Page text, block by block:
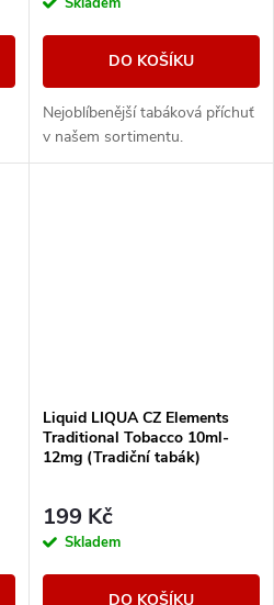
DO KOŠÍKU
Nejoblíbenější tabáková příchuť
v našem sortimentu.
Liquid LIQUA CZ Elements
Traditional Tobacco 10ml-
12mg (Tradiční tabák)
199 Kč
Skladem
DO KOŠÍKU